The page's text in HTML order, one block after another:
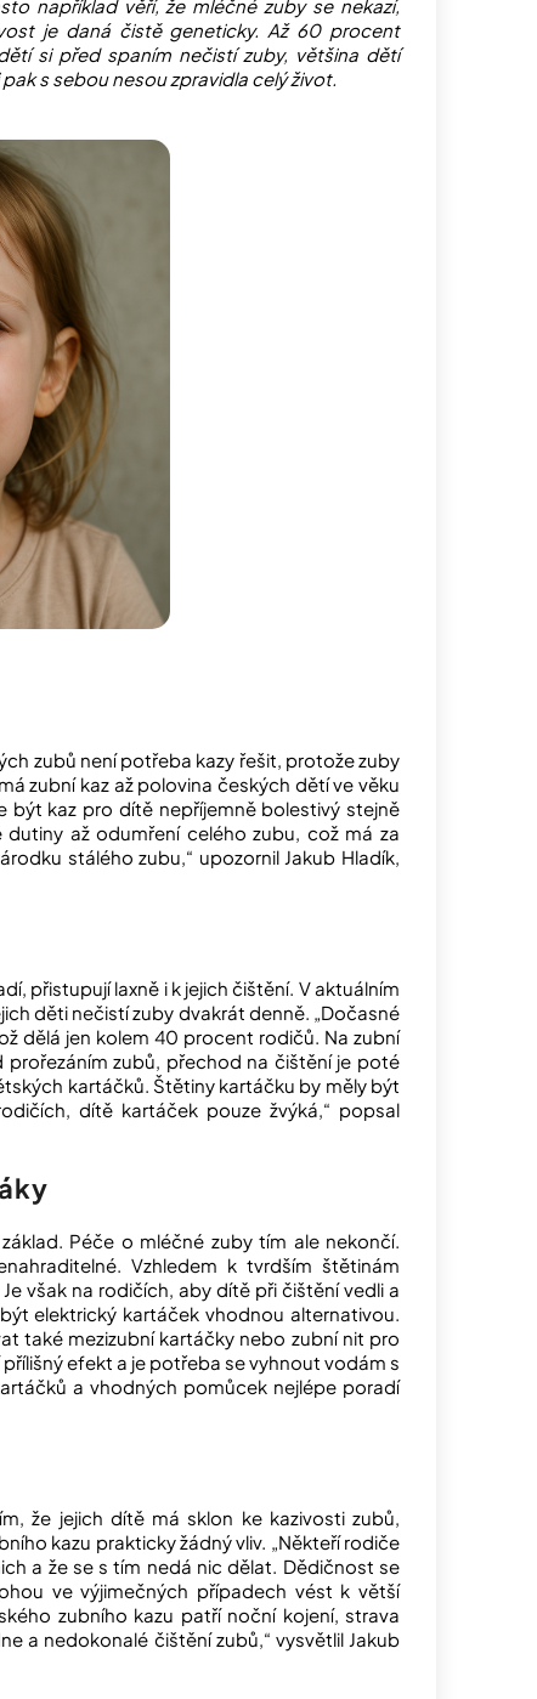
například věří, že mléčné zuby se nekazí,
je daná čistě geneticky. Až 60 procent
si před spaním nečistí zuby, většina dětí
s sebou nesou zpravidla celý život.
zubů není potřeba kazy řešit, protože zuby
zubní kaz až polovina českých dětí ve věku
být kaz pro dítě nepříjemně bolestivý stejně
až odumření celého zubu, což má za
stálého zubu,“ upozornil Jakub Hladík,
přistupují laxně i k jejich čištění. V aktuálním
děti nečistí zuby dvakrát denně. „Dočasné
dělá jen kolem 40 procent rodičů. Na zubní
zubů, přechod na čištění je poté
kartáčků. Štětiny kartáčku by měly být
dítě kartáček pouze žvýká,“ popsal
Péče o mléčné zuby tím ale nekončí.
Vzhledem k tvrdším štětinám
však na rodičích, aby dítě při čištění vedli a
elektrický kartáček vhodnou alternativou.
také mezizubní kartáčky nebo zubní nit pro
efekt a je potřeba se vyhnout vodám s
a vhodných pomůcek nejlépe poradí
že jejich dítě má sklon ke kazivosti zubů,
kazu prakticky žádný vliv. „Někteří rodiče
a že se s tím nedá nic dělat. Dědičnost se
ve výjimečných případech vést k větší
zubního kazu patří noční kojení, strava
a nedokonalé čištění zubů,“ vysvětlil Jakub